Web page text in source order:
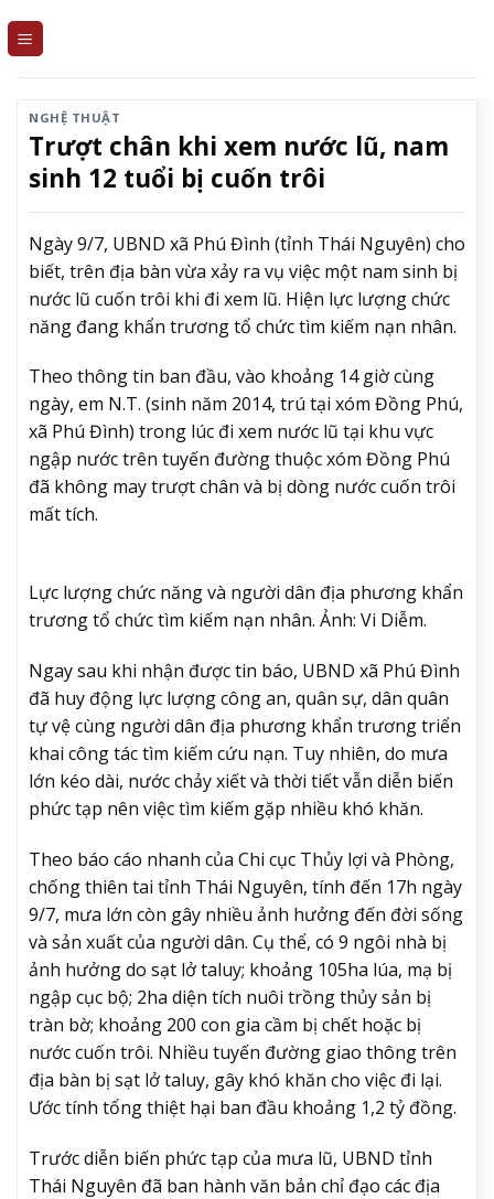
NGHỆ THUẬT
Trượt chân khi xem nước lũ, nam
sinh 12 tuổi bị cuốn trôi
Ngày 9/7, UBND xã Phú Đình (tỉnh Thái Nguyên) cho
biết, trên địa bàn vừa xảy ra vụ việc một nam sinh bị
nước lũ cuốn trôi khi đi xem lũ. Hiện lực lượng chức
năng đang khẩn trương tổ chức tìm kiếm nạn nhân.
Theo thông tin ban đầu, vào khoảng 14 giờ cùng
ngày, em N.T. (sinh năm 2014, trú tại xóm Đồng Phú,
xã Phú Đình) trong lúc đi xem nước lũ tại khu vực
ngập nước trên tuyến đường thuộc xóm Đồng Phú
đã không may trượt chân và bị dòng nước cuốn trôi
mất tích.
Lực lượng chức năng và người dân địa phương khẩn
trương tổ chức tìm kiếm nạn nhân. Ảnh: Vi Diễm.
Ngay sau khi nhận được tin báo, UBND xã Phú Đình
đã huy động lực lượng công an, quân sự, dân quân
tự vệ cùng người dân địa phương khẩn trương triển
khai công tác tìm kiếm cứu nạn. Tuy nhiên, do mưa
lớn kéo dài, nước chảy xiết và thời tiết vẫn diễn biến
phức tạp nên việc tìm kiếm gặp nhiều khó khăn.
Theo báo cáo nhanh của Chi cục Thủy lợi và Phòng,
chống thiên tai tỉnh Thái Nguyên, tính đến 17h ngày
9/7, mưa lớn còn gây nhiều ảnh hưởng đến đời sống
và sản xuất của người dân. Cụ thể, có 9 ngôi nhà bị
ảnh hưởng do sạt lở taluy; khoảng 105ha lúa, mạ bị
ngập cục bộ; 2ha diện tích nuôi trồng thủy sản bị
tràn bờ; khoảng 200 con gia cầm bị chết hoặc bị
nước cuốn trôi. Nhiều tuyến đường giao thông trên
địa bàn bị sạt lở taluy, gây khó khăn cho việc đi lại.
Ước tính tổng thiệt hại ban đầu khoảng 1,2 tỷ đồng.
Trước diễn biến phức tạp của mưa lũ, UBND tỉnh
Thái Nguyên đã ban hành văn bản chỉ đạo các địa